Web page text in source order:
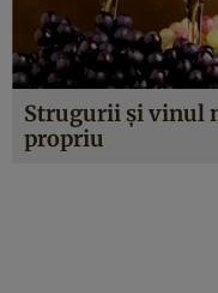
Strugurii şi vinul
propriu